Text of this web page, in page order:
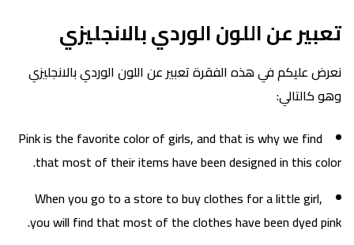
تعبير عن اللون الوردي بالانجليزي
نعرض عليكم في هذه الفقرة تعبير عن اللون الوردي بالانجليزي
وهو كالتالي:
Pink is the favorite color of girls, and that is why we find
that most of their items have been designed in this color.
When you go to a store to buy clothes for a little girl,
you will find that most of the clothes have been dyed pink.